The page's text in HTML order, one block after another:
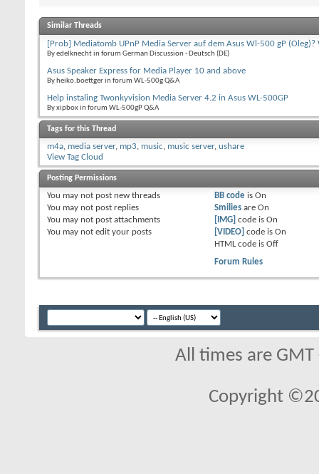
Similar Threads
[Prob] Mediatomb UPnP Media Server auf dem Asus Wl-500 gP (Oleg)?
By edelknecht in forum German Discussion - Deutsch (DE)
Asus Speaker Express for Media Player 10 and above
By heiko.boettger in forum WL-500g Q&A
Help instaling Twonkyvision Media Server 4.2 in Asus WL-500GP
By xipbox in forum WL-500gP Q&A
Tags for this Thread
m4a, media server, mp3, music, music server, ushare
View Tag Cloud
Posting Permissions
You may not post new threads
You may not post replies
You may not post attachments
You may not edit your posts
BB codeis On
Smiliesare On
[IMG] code is On
[VIDEO] code is On
HTML code is Off
Forum Rules
All times are
Copyright